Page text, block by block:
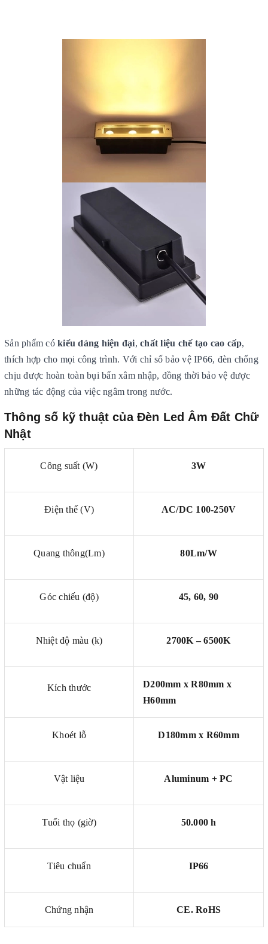
Sản phẩm có kiểu dáng hiện đại, chất liệu chế tạo cao cấp,
thích hợp cho mọi công trình. Với chỉ số bảo vệ IP66, đèn chống
chịu được hoàn toàn bụi bẩn xâm nhập, đồng thời bảo vệ được
những tác động của việc ngâm trong nước.
Thông số kỹ thuật của Đèn Led Âm Đất Chữ
Nhật
Công suất (W) 3W
Điện thế (V) AC/DC 100-250V
Quang thông(Lm) 80Lm/W
Góc chiếu (độ) 45, 60, 90
Nhiệt độ màu (k) 2700K – 6500K
Kích thước
D200mm x R80mm x
H60mm
Khoét lỗ D180mm x R60mm
Vật liệu Aluminum + PC
Tuổi thọ (giờ) 50.000 h
Tiêu chuẩn IP66
Chứng nhận CE. RoHS